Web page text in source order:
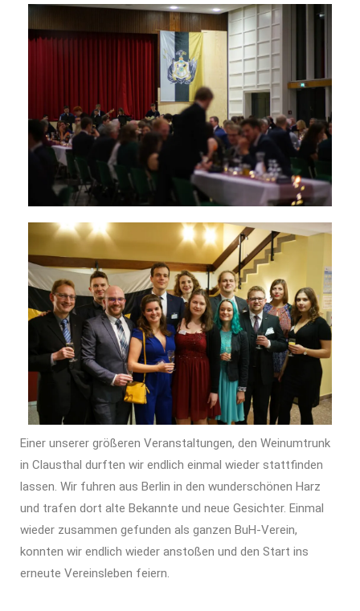
Einer unserer größeren Veranstaltungen, den Weinumtrunk
in Clausthal durften wir endlich einmal wieder stattfinden
lassen. Wir fuhren aus Berlin in den wunderschönen Harz
und trafen dort alte Bekannte und neue Gesichter. Einmal
wieder zusammen gefunden als ganzen BuH-Verein,
konnten wir endlich wieder anstoßen und den Start ins
erneute Vereinsleben feiern.